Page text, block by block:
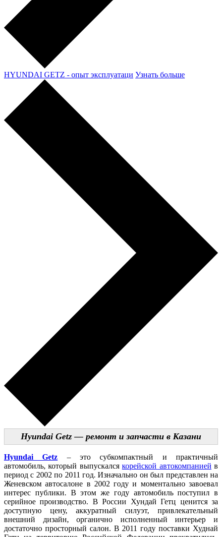
HYUNDAI GETZ - опыт эксплуатаци Узнать больше
Hyundai Getz — ремонт и запчасти в Казани
Hyundai Getz – это субкомпактный и практичный
автомобиль, который выпускалсякорейской автокомпанией в
период с 2002 по 2011 год. Изначально он был представлен на
Женевском автосалоне в 2002 году и моментально завоевал
интерес публики. В этом же году автомобиль поступил в
серийное производство. В России Хундай Гетц ценится за
доступную цену, аккуратный силуэт, привлекательный
внешний дизайн, органично исполненный интерьер и
достаточно просторный салон. В 2011 году поставки Худнай